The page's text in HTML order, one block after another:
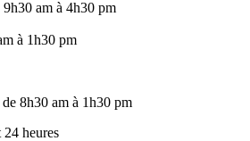
am à 4h30 pm
à 1h30 pm
8h30 am à 1h30 pm
heures